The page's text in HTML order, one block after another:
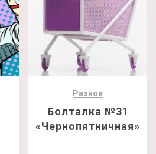
Разное
Болталка №31
«Чернопятничная»